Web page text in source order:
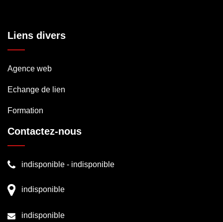
Liens divers
Agence web
Echange de lien
Formation
Contactez-nous
indisponible - indisponible
indisponible
indisponible